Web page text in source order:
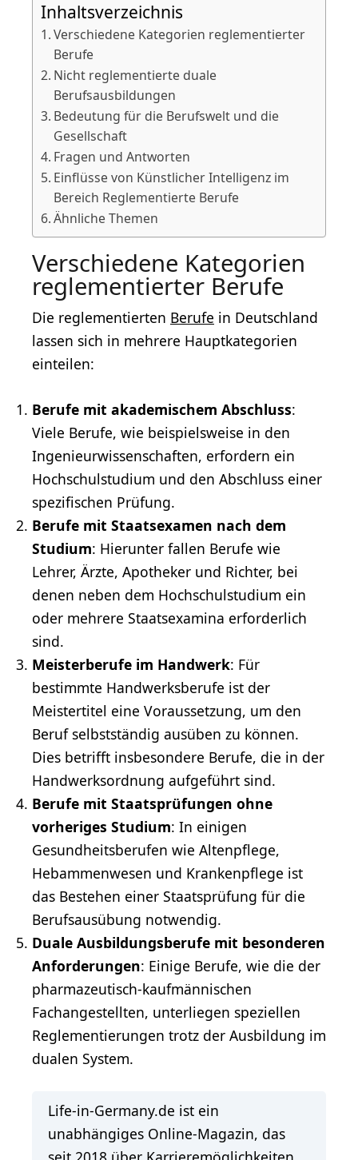
Inhaltsverzeichnis
Verschiedene Kategorien reglementierter
Berufe
Nicht reglementierte duale
Berufsausbildungen
Bedeutung für die Berufswelt und die
Gesellschaft
Fragen und Antworten
Einflüsse von Künstlicher Intelligenz im
Bereich Reglementierte Berufe
Ähnliche Themen
Verschiedene Kategorien
reglementierter Berufe
Die reglementierten Berufe in Deutschland
lassen sich in mehrere Hauptkategorien
einteilen:
Berufe mit akademischem Abschluss:
Viele Berufe, wie beispielsweise in den
Ingenieurwissenschaften, erfordern ein
Hochschulstudium und den Abschluss einer
spezifischen Prüfung.
Berufe mit Staatsexamen nach dem
Studium: Hierunter fallen Berufe wie
Lehrer, Ärzte, Apotheker und Richter, bei
denen neben dem Hochschulstudium ein
oder mehrere Staatsexamina erforderlich
sind.
Meisterberufe im Handwerk: Für
bestimmte Handwerksberufe ist der
Meistertitel eine Voraussetzung, um den
Berufselbstständig ausüben zu können.
Dies betrifft insbesondere Berufe, die in der
Handwerksordnung aufgeführt sind.
Berufe mit Staatsprüfungen ohne
vorheriges Studium: In einigen
Gesundheitsberufen wie Altenpflege,
Hebammenwesen und Krankenpflege ist
das Bestehen einer Staatsprüfung für die
Berufsausübung notwendig.
Duale Ausbildungsberufe mit besonderen
Anforderungen: Einige Berufe, wie die der
pharmazeutisch-kaufmännischen
Fachangestellten, unterliegen speziellen
Reglementierungen trotz der Ausbildung im
dualen System.
Life-in-Germany.de ist ein
unabhängiges Online-Magazin, das